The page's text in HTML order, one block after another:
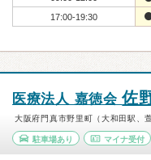
17:00-19:30
医療法人 嘉徳会佐
大阪府門真市野里町（大和田駅、
駐車場あり マイナ受付